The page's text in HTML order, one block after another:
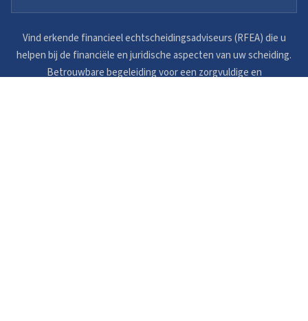
Vind erkende financieel echtscheidingsadviseurs (RFEA) die u
helpen bij de financiële en juridische aspecten van uw scheiding.
Betrouwbare begeleiding voor een zorgvuldige en